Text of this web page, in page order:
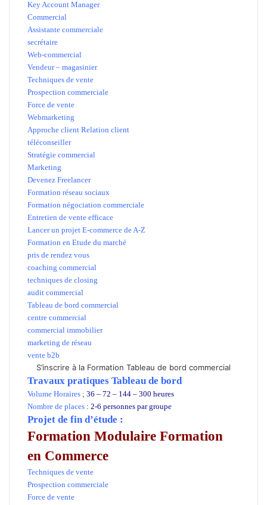
Key Account Manager
Commercial
Assistante commerciale
secrétaire
Web-commercial
Vendeur – magasinier
Techniques de vente
Prospection commerciale
Force de vente
Webmarketing
Approche client Relation client
téléconseiller
Stratégie commercial
Marketing
Devenez Freelancer
Formation réseau sociaux
Formation négociation commerciale
Entretien de vente efficace
Lancer un projet E-commerce de A-Z
Formation en Etude du marché
pris de rendez vous
coaching commercial
techniques de closing
audit commercial
Tableau de bord commercial
centre commercial
commercial immobilier
marketing de réseau
vente b2b
S’inscrire à la Formation Tableau de bord commercial
Travaux pratiques Tableau de bord
Volume Horaires ; 36 – 72 – 144 – 300 heures
Nombre de places : 2-6 personnes par groupe
Projet de fin d’étude :
Formation Modulaire Formation
en Commerce
Techniques de vente
Prospection commerciale
Force de vente